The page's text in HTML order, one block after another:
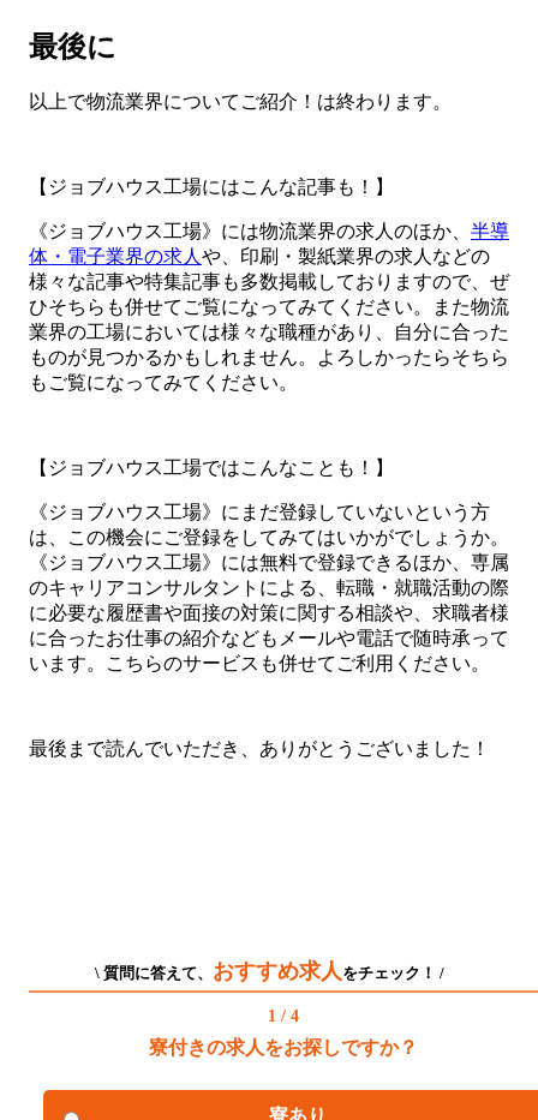
最後に
以上で物流業界についてご紹介！は終わります。
【ジョブハウス工場にはこんな記事も！】
《ジョブハウス工場》には物流業界の求人のほか、 半導
体・電子業界の求人 や、印刷・製紙業界の求人などの
様々な記事や特集記事も多数掲載しておりますので、ぜ
ひそちらも併せてご覧になってみてください。また物流
業界の工場においては様々な職種があり、自分に合った
ものが見つかるかもしれません。よろしかったらそちら
もご覧になってみてください。
【ジョブハウス工場ではこんなことも！】
《ジョブハウス工場》にまだ登録していないという方
は、この機会にご登録をしてみてはいかがでしょうか。
《ジョブハウス工場》には無料で登録できるほか、専属
のキャリアコンサルタントによる、転職・就職活動の際
に必要な履歴書や面接の対策に関する相談や、求職者様
に合ったお仕事の紹介などもメールや電話で随時承って
います。こちらのサービスも併せてご利用ください。
最後まで読んでいただき、ありがとうございました！
\ 質問に答えて、 おすすめ求人をチェック！ /
1 / 4
寮付きの求人をお探しですか？